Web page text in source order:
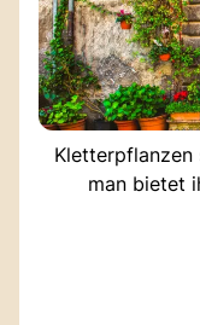
Kletterpflanzen
man bietet